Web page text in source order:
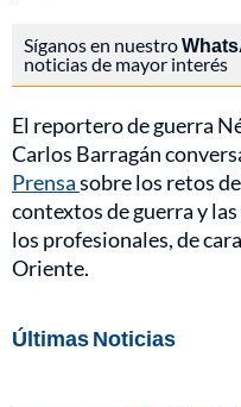
Síganos en nuestro
noticias de mayor interés
El reportero de guerra
Carlos Barragán
Prensasobre los retos
contextos de guerra y
los profesionales, de
Oriente.
Últimas Noticias